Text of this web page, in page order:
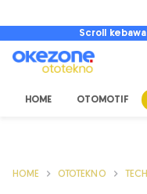
Scroll
HOME OTOMOTIF
HOME OTOTEKNO